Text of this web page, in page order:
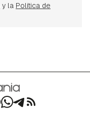
y la Política de